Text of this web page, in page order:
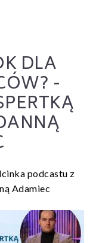
DLA
-
podcastu z
Adamiec